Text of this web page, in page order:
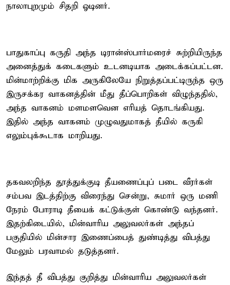
நாலாபுறமும் சிதறி ஓடினர்.
பாதுகாப்பு கருதி அந்த டிரான்ஸ்பார்மரைச் சுற்றியிருந்த
அனைத்துக் கடைகளும் உடனடியாக அடைக்கப்பட்டன.
மின்மாற்றிக்கு மிக அருகிலேயே நிறுத்தப்பட்டிருந்த ஒரு
இருசக்கர வாகனத்தின் மீது தீப்பொறிகள் விழுந்ததில்,
அந்த வாகனம் மளமளவென எரியத் தொடங்கியது.
இதில் அந்த வாகனம் முழுவதுமாகத் தீயில் கருகி
எலும்புக்கூடாக மாறியது.
தகவலறிந்த தூத்துக்குடி தீயணைப்புப் படை வீரர்கள்
சம்பவ இடத்திற்கு விரைந்து சென்று, சுமார் ஒரு மணி
நேரம் போராடி தீயைக் கட்டுக்குள் கொண்டு வந்தனர்.
இதற்கிடையில், மின்வாரிய அலுவலர்கள் அந்தப்
பகுதியில் மின்சார இணைப்பைத் துண்டித்து விபத்து
மேலும் பரவாமல் தடுத்தனர்.
இந்தத் தீ விபத்து குறித்து மின்வாரிய அலுவலர்கள்